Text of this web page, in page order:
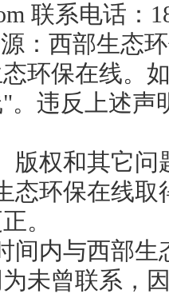
联系电话：
：西部生态
环保在线。
。违反上述声
版权和其它
态环保在线
。
间内与西部
未曾联系，